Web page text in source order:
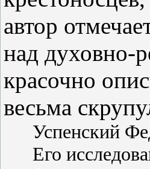
автор
над духовно-
красочно
весьма
Успенский
Его